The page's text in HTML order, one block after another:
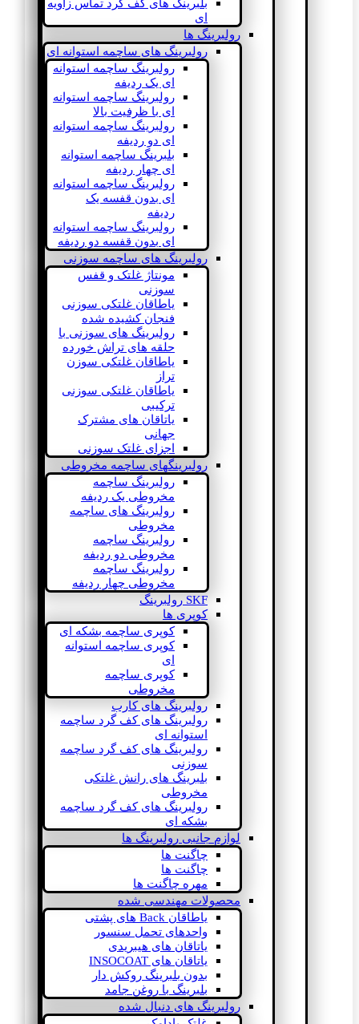
بلبرینگ های کف گرد تماس زاویه
ای
رولبرینگ ها
رولبرینگ های ساچمه استوانه ای
رولبرینگ ساچمه استوانه
ای یک ردیفه
رولبرینگ ساچمه استوانه
ای با ظرفیت بالا
رولبرینگ ساچمه استوانه
ای دو ردیفه
بلبرینگ ساچمه استوانه
ای چهار ردیفه
رولبرینگ ساچمه استوانه
ای بدون قفسه یک
ردیفه
رولبرینگ ساچمه استوانه
ای بدون قفسه دو ردیفه
رولبرینگ های ساچمه سوزنی
مونتاژ غلتک و قفس
سوزنی
یاطاقان غلتکی سوزنی
فنجان کشیده شده
رولبرینگ های سوزنی با
حلقه های تراش خورده
یاطاقان غلتکی سوزن
تراز
یاطاقان غلتکی سوزنی
ترکیبی
یاتاقان های مشترک
جهانی
اجزای غلتک سوزنی
رولبرینگهای ساچمه مخروطی
رولبرینگ ساچمه
مخروطی یک ردیفه
رولبرینگ های ساچمه
مخروطی
رولبرینگ ساچمه
مخروطی دو ردیفه
رولبرینگ ساچمه
مخروطی چهار ردیفه
SKF رولبرینگ
کوپری ها
کوپری ساچمه بشکه ای
کوپری ساچمه استوانه
ای
کوپری ساچمه
مخروطی
رولبرینگ های کارب
رولبرینگ های کف گرد ساچمه
استوانه ای
رولبرینگ های کف گرد ساچمه
سوزنی
بلبرینگ های رانش غلتکی
مخروطی
رولبرینگ های کف گرد ساچمه
بشکه ای
لوازم جانبی رولبرینگ ها
چاگنت ها
چاگنت ها
مهره چاگنت ها
محصولات مهندسی شده
یاطاقان Back های پشتی
واحدهای تحمل سنسور
یاتاقان های هیبریدی
یاتاقان های INSOCOAT
بدون بلبرینگ روکش دار
بلبرینگ با روغن جامد
رولبرینگ های دنبال شده